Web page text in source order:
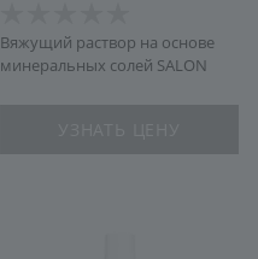
Вяжущий раствор на основе
минеральных солей SALON